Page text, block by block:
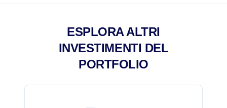
ESPLORA ALTRI
INVESTIMENTI DEL
PORTFOLIO